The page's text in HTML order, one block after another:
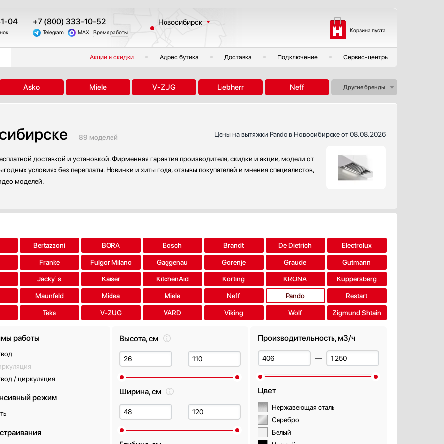
04 +7 (800) 333-10-52
Telegram MAX Время работы
Новосибирск
Санкт-Петербург
Краснодар
Екатеринбург
Корзина пуста
Акции и скидки Адрес бутика Доставка Подключение Сервис-центры
Asko Miele V-ZUG Liebherr Neff Другие бренды
89 моделей Цены на вытяжки Pando в Новосибирске от 08.08.2026
доставкой и установкой. Фирменная гарантия производителя, скидки и акции, модели от
условиях без переплаты. Новинки и хиты года, отзывы покупателей и мнения специалистов,
моделей.
Bertazzoni BORA Bosch Brandt De Dietrich Electrolux
Franke Fulgor Milano Gaggenau Gorenje Graude Gutmann
Jacky`s Kaiser KitchenAid Korting KRONA Kuppersberg
Maunfeld Midea Miele Neff Pando Restart
Teka V-ZUG VARD Viking Wolf Zigmund Shtain
работы
/ циркуляция
режим
Высота, см
Ширина, см
Производительность, м3/ч
Цвет
Нержавеющая сталь
Серебро
Белый